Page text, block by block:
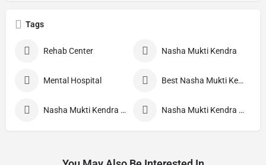
Tags
Rehab Center Nasha Mukti Kendra
Mental Hospital Best Nasha Mukti Kendra
Nasha Mukti Kendra Nepal Nasha Mukti Kendra Morang